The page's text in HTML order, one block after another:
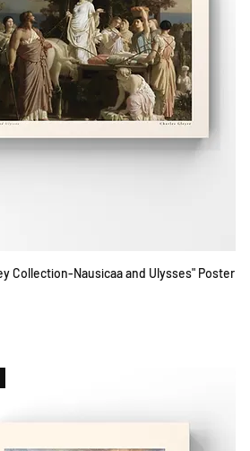
Hızlı Bakış
Collection-Nausicaa and Ulysses" Poster